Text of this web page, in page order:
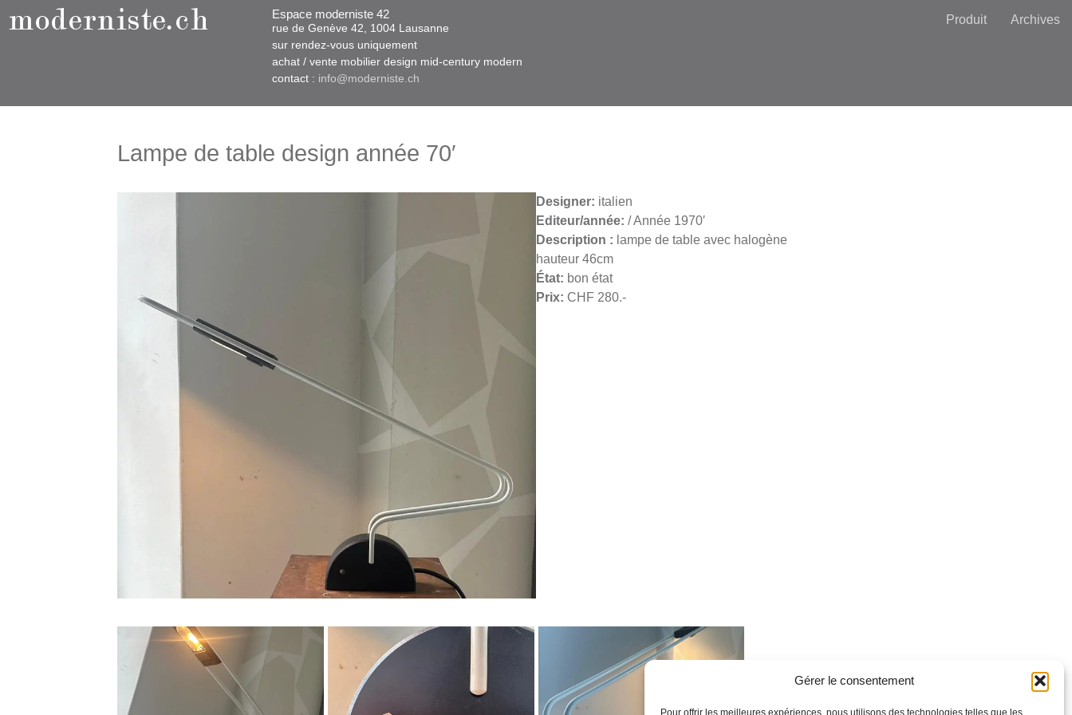
Gérer le consentement
Pour offrir les meilleures expériences, nous utilisons des technologies telles que les
Espace moderniste 42
rue d​​​​e Genève 42, 1004 Lausanne​​
sur rendez-vous uniquement ​​​
​achat / vente mobilier design mid-century modern
contact : info@moderniste.ch
Produit Archives
Lampe de table design année 70′
Designer: italien
Ed iteur/année: / Année 1970′
Description : lampe de table avec halogène
hauteur 46cm
État: bon état
Prix: CHF 280.-